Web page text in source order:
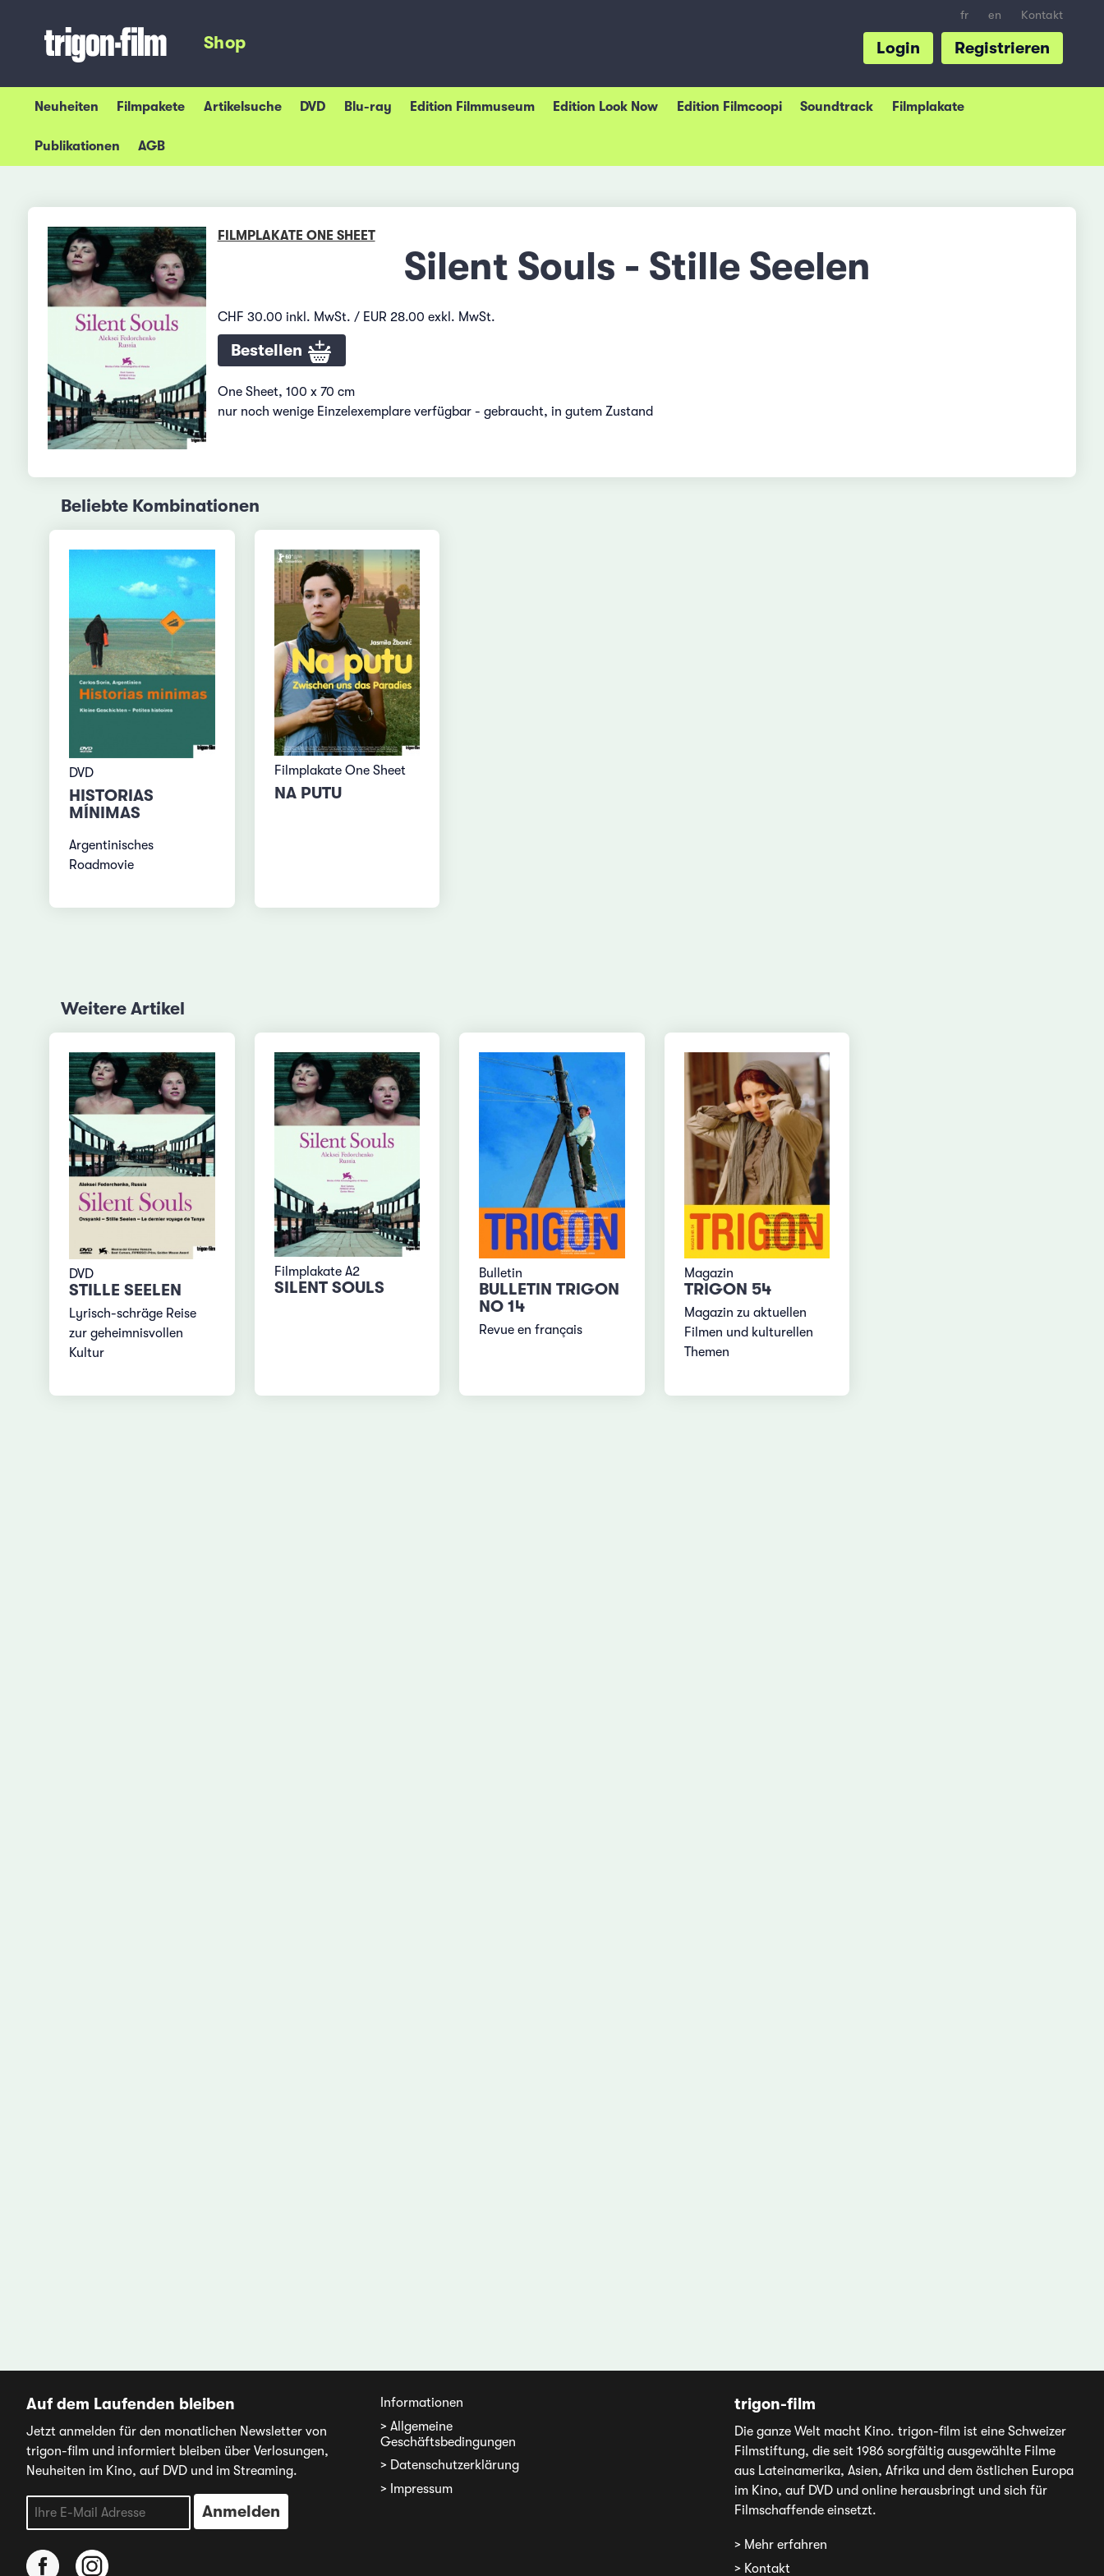
fr en Kontakt
Shop Registrieren
Login
Neuheiten Filmpakete Artikelsuche DVD Blu-ray Edition Filmmuseum Edition Look Now Edition Filmcoopi Soundtrack Filmplakate
Publikationen AGB
FILMPLAKATE ONE SHEET
Silent Souls - Stille Seelen
CHF 30.00 inkl. MwSt. / EUR 28.00 exkl. MwSt.
Bestellen
One Sheet, 100 x 70 cm
nur noch wenige Einzelexemplare verfügbar - gebraucht, in gutem Zustand
Beliebte Kombinationen
DVD
HISTORIAS
MÍNIMAS
Argentinisches
Roadmovie
Filmplakate One Sheet
NA PUTU
Weitere Artikel
DVD
STILLE SEELEN
Lyrisch-schräge Reise
zur geheimnisvollen
Kultur
Filmplakate A2
SILENT SOULS
Bulletin
BULLETIN TRIGON
NO 14
Revue en français
Magazin
TRIGON 54
Magazin zu aktuellen
Filmen und kulturellen
Themen
Auf dem Laufenden bleiben
Jetzt anmelden für den monatlichen Newsletter von
trigon-film und informiert bleiben über Verlosungen,
Neuheiten im Kino, auf DVD und im Streaming.
Informationen
> Allgemeine
Geschäftsbedingungen
> Datenschutzerklärung
> Impressum
trigon-film
Die ganze Welt macht Kino. trigon-film ist eine Schweizer
Filmstiftung, die seit 1986 sorgfältig ausgewählte Filme
aus Lateinamerika, Asien, Afrika und dem östlichen Europa
im Kino, auf DVD und online herausbringt und sich für
Filmschaffende einsetzt.
> Mehr erfahren
> Kontakt